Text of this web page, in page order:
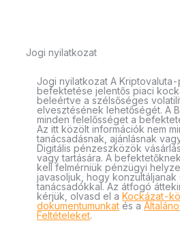
Jogi nyilatkozat
Jogi nyilatkozat A
befektetése jelentős piaci
beleértve a szélsőséges
elvesztésének lehetőségét. A
minden felelősséget a
Az itt közölt információk nem
tanácsadásnak, ajánlásnak
Digitális pénzeszközök
vagy tartására. A
kell felmérniük pénzügyi
javasoljuk, hogy konzultáljanak
tanácsadókkal. Az átfogó
kérjük, olvasd el a Kockázat-
dokumentumunkat és a
Feltételeket.